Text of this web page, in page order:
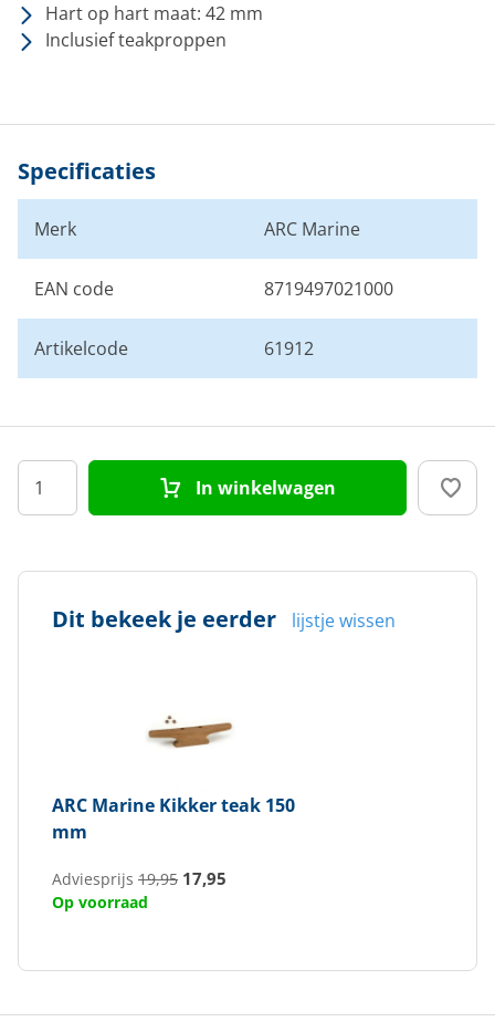
Hart op hart maat: 42 mm
Inclusief teakproppen
Specificaties
Merk ARC Marine
EAN code 8719497021000
Artikelcode 61912
In winkelwagen
Dit bekeek je eerder lijstje wissen
ARC Marine Kikker teak 150
mm
Adviesprijs 19,95 17,95
Op voorraad